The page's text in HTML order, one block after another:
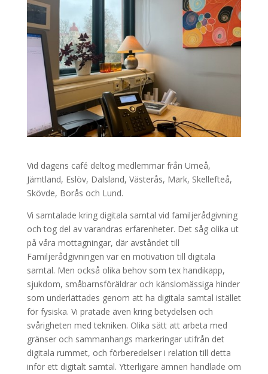
Vid dagens café deltog medlemmar från Umeå,
Jämtland, Eslöv, Dalsland, Västerås, Mark, Skellefteå,
Skövde, Borås och Lund.
Vi samtalade kring digitala samtal vid familjerådgivning
och tog del av varandras erfarenheter. Det såg olika ut
på våra mottagningar, där avståndet till
Familjerådgivningen var en motivation till digitala
samtal. Men också olika behov som tex handikapp,
sjukdom, småbarnsföräldrar och känslomässiga hinder
som underlättades genom att ha digitala samtal istället
för fysiska. Vi pratade även kring betydelsen och
svårigheten med tekniken. Olika sätt att arbeta med
gränser och sammanhangs markeringar utifrån det
digitala rummet, och förberedelser i relation till detta
inför ett digitalt samtal. Ytterligare ämnen handlade om